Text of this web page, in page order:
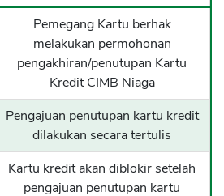
Pemegang Kartu berhak
melakukan permohonan
pengakhiran/penutupan Kartu
Kredit CIMB Niaga
Pengajuan penutupan kartu kredit
dilakukan secara tertulis
Kartu kredit akan diblokir setelah
pengajuan penutupan kartu